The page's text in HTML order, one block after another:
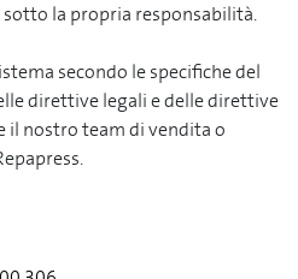
la propria responsabilità.
secondo le specifiche del
direttive legali e delle direttive
il nostro team di vendita o